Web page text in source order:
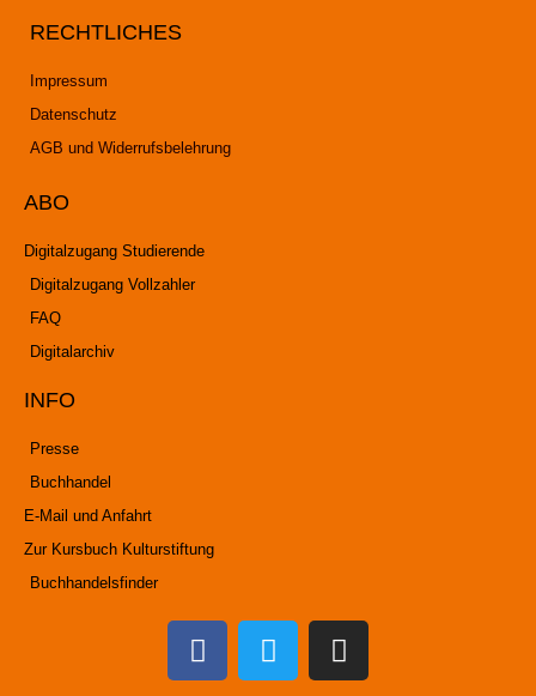
RECHTLICHES
Impressum
Datenschutz
AGB und Widerrufsbelehrung
ABO
Digitalzugang Studierende
Digitalzugang Vollzahler
FAQ
Digitalarchiv
INFO
Presse
Buchhandel
E-Mail und Anfahrt
Zur Kursbuch Kulturstiftung
Buchhandelsfinder